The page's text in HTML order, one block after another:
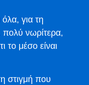
για τη
νωρίτερα,
το μέσο είναι
στιγμή που